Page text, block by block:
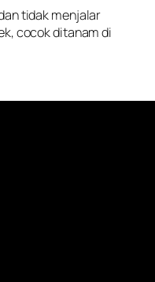
tidak menjalar
cocok ditanam di